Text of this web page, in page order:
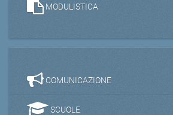
MODULISTICA
COMUNICAZIONE
SCUOLE